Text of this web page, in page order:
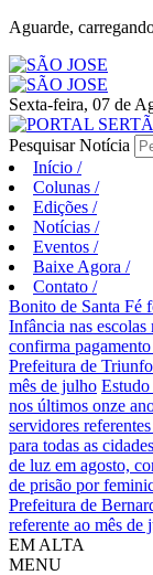
Aguarde,
Sexta-feira, 07 de
Pesquisar Notícia
Início /
Colunas /
Edições /
Notícias /
Eventos /
Baixe Agora /
Contato /
Bonito de Santa Fé
Infância nas
confirma
Prefeitura de
mês de julho Estudo
nos últimos onze
servidores
para todas as
de luz em agosto,
de prisão por
Prefeitura de
referente ao mês de
EM ALTA
MENU